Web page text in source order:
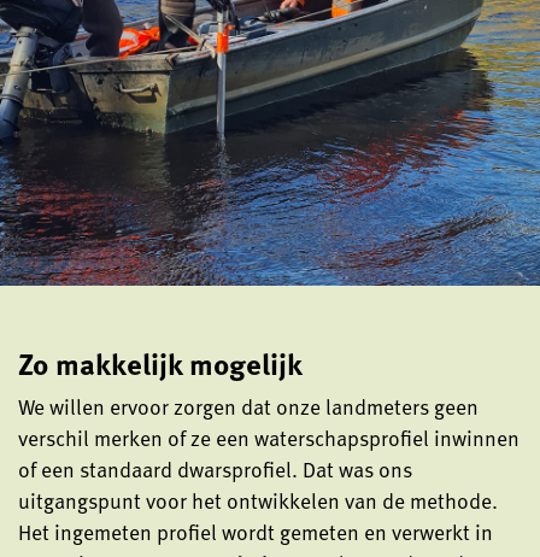
Zo makkelijk mogelijk
We willen ervoor zorgen dat onze landmeters geen
verschil merken of ze een waterschapsprofiel inwinnen
of een standaard dwarsprofiel. Dat was ons
uitgangspunt voor het ontwikkelen van de methode.
Het ingemeten profiel wordt gemeten en verwerkt in